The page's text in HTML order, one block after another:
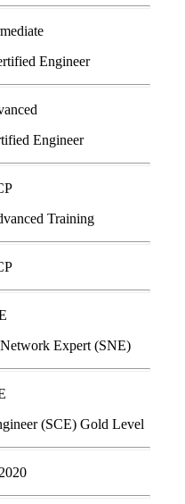
Engineer
Engineer
Training
Expert (SNE)
(SCE) Gold Level